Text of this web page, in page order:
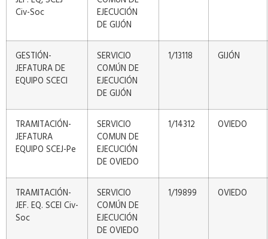
Civ-Soc
EJECUCIÓN
DE GIJÓN
GESTIÓN-
JEFATURA DE
EQUIPO SCECI
SERVICIO
COMÚN DE
EJECUCIÓN
DE GIJÓN
1/13118 GIJÓN
TRAMITACIÓN-
JEFATURA
EQUIPO SCEJ-Pe
SERVICIO
COMUN DE
EJECUCIÓN
DE OVIEDO
1/14312 OVIEDO
TRAMITACIÓN-
JEF. EQ. SCEI Civ-
Soc
SERVICIO
COMÚN DE
EJECUCIÓN
DE OVIEDO
1/19899 OVIEDO